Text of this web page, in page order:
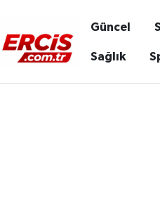
Güncel
Sağlık